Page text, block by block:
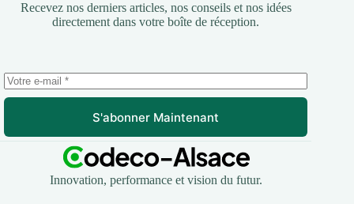
Recevez nos derniers articles, nos conseils et nos idées
directement dans votre boîte de réception.
S'abonner Maintenant
Innovation, performance et vision du futur.